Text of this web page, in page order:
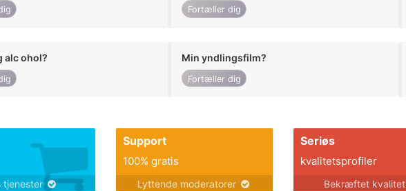
Fortæller dig
alc ohol? Min yndlingsfilm?
Fortæller dig
tjenester
Support
100% gratis
Lyttende moderatorer
Seriøs
kvalitetsprofiler
Bekræftet kvalitet